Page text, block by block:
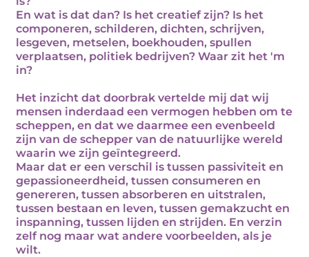
En wat is dat dan? Is het creatief zijn? Is het
componeren, schilderen, dichten, schrijven,
lesgeven, metselen, boekhouden, spullen
verplaatsen, politiek bedrijven? Waar zit het 'm
in?
Het inzicht dat doorbrak vertelde mij dat wij
mensen inderdaad een vermogen hebben om te
scheppen, en dat we daarmee een evenbeeld
zijn van de schepper van de natuurlijke wereld
waarin we zijn geïntegreerd.
Maar dat er een verschil is tussen passiviteit en
gepassioneerdheid, tussen consumeren en
genereren, tussen absorberen en uitstralen,
tussen bestaan en leven, tussen gemakzucht en
inspanning, tussen lijden en strijden. En verzin
zelf nog maar wat andere voorbeelden, als je
wilt.